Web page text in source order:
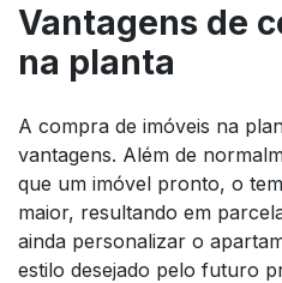
Vantagens de
na planta
A compra de imóveis na
vantagens. Além de
que um imóvel pronto, o
maior, resultando em
ainda personalizar o
estilo desejado pelo futuro